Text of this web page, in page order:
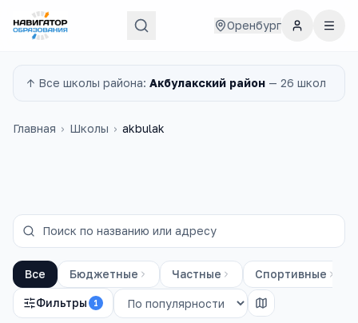
Оренбург
↑ Все школы района: Акбулакский район — 26 школ
Главная › Школы › akbulak
Все Бюджетные Частные Спортивные
Фильтры 1